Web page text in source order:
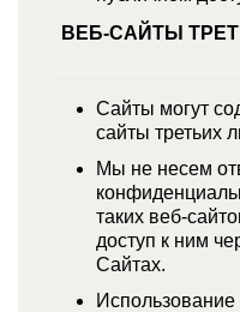
ВЕБ-САЙТЫ
Сайты могут
сайты третьих
Мы не несем
таких веб-
доступ к ним
Сайтах.
Использование